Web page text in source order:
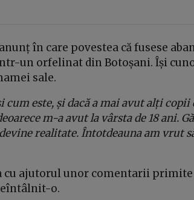
în care povestea că fusese
un orfelinat din Botoșani. Își
sale.
cum este, și dacă a mai avut alți
m-a avut la vârsta de 18 ani.
realitate. Întotdeauna am vrut
cu ajutorul unor comentarii primite
o.